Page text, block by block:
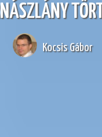
Kocsis Gábor